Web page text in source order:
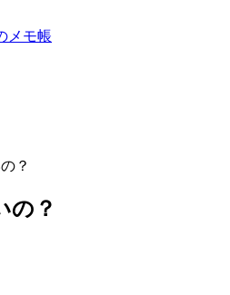
メモ帳
？
の？